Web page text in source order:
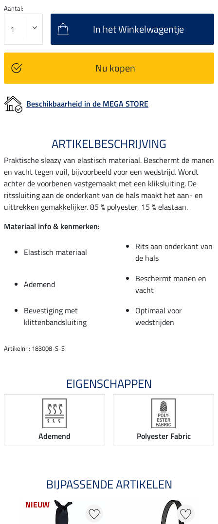
Aantal:
In het Winkelwagentje
Nu kopen
Beschikbaarheid in de MEGA STORE
ARTIKELBESCHRIJVING
Praktische sleazy van elastisch materiaal. Beschermt de manen
en vacht tegen vuil, bijvoorbeeld voor een wedstrijd. Wordt
achter de voorbenen vastgemaakt met een kliksluiting. De
ritssluiting aan de onderkant van de hals maakt het aan- en
uittrekken gemakkelijker. 85 % polyester, 15 % elastaan.
Materiaal info & kenmerken:
Elastisch materiaal
Rits aan onderkant van
de hals
Ademend
Beschermt manen en
vacht
Bevestiging met
klittenbandsluiting
Optimaal voor
wedstrijden
Artikelnr.: 183008-S-S
EIGENSCHAPPEN
Ademend Polyester Fabric
BIJPASSENDE ARTIKELEN
NIEUW